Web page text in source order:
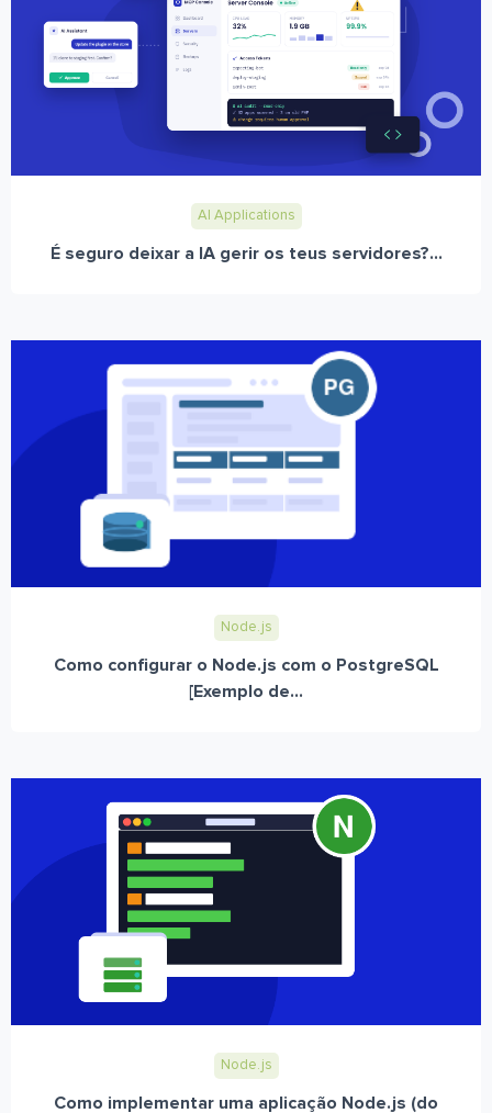
AI Applications
É seguro deixar a IA gerir os teus servidores?...
Node.js
Como configurar o Node.js com o PostgreSQL
[Exemplo de...
Node.js
Como implementar uma aplicação Node.js (do